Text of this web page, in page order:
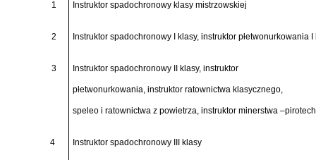
1 Instruktor spadochronowy klasy mistrzowskiej
2 Instruktor spadochronowy I klasy, instruktor płetwonurkowania I
3 Instruktor spadochronowy II klasy, instruktor
płetwonurkowania, instruktor ratownictwa klasycznego,
speleo i ratownictwa z powietrza, instruktor minerstwa
4 Instruktor spadochronowy III klasy